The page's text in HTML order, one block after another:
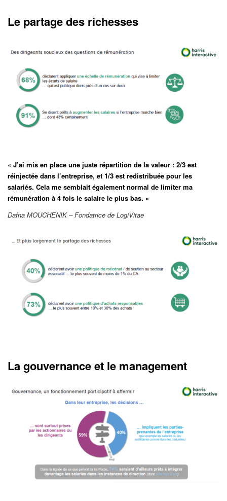
Le partage des richesses
« J’ai mis en place une juste répartition de la valeur : 2/3 est
réinjectée dans l’entreprise, et 1/3 est redistribuée pour les
salariés. Cela me semblait également normal de limiter ma
rémunération à 4 fois le salaire le plus bas. »
Dafna MOUCHENIK – Fondatrice de LogiVitae
La gouvernance et le management